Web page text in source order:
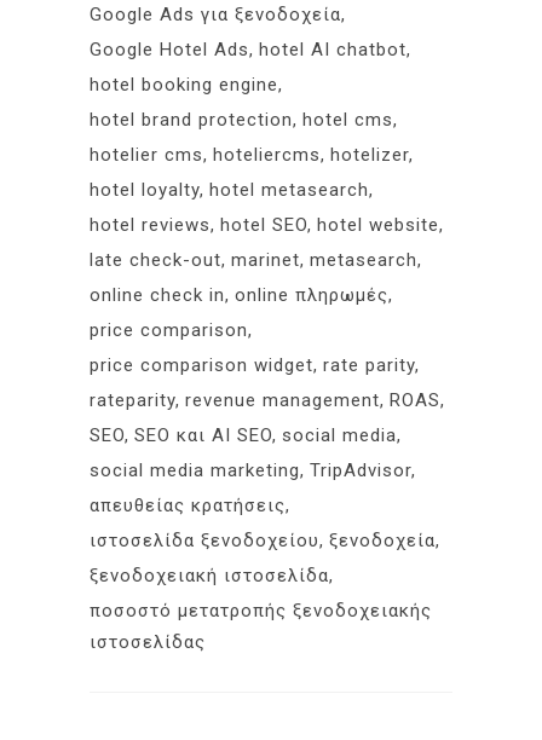
Google Ads για ξενοδοχεία
Google Hotel Ads hotel AI chatbot
hotel booking engine
hotel brand protection hotel cms
hotelier cms hoteliercms hotelizer
hotel loyalty hotel metasearch
hotel reviews hotel SEO hotel website
late check-out marinet metasearch
online check in online πληρωμές
price comparison
price comparison widget rate parity
rateparity revenue management ROAS
SEO SEO και AI SEO social media
social media marketing TripAdvisor
απευθείας κρατήσεις
ιστοσελίδα ξενοδοχείου ξενοδοχεία
ξενοδοχειακή ιστοσελίδα
ποσοστό μετατροπής ξενοδοχειακής
ιστοσελίδας